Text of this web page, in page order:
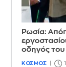
Ρωσία:
οδηγός του
ΚΟΣΜΟΣ